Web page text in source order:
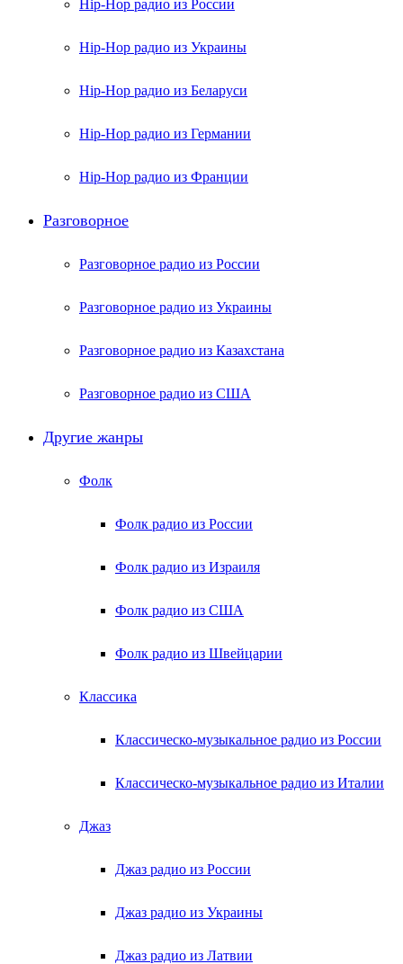
Hip-Hop радио из России
Hip-Hop радио из Украины
Hip-Hop радио из Беларуси
Hip-Hop радио из Германии
Hip-Hop радио из Франции
Разговорное
Разговорное радио из России
Разговорное радио из Украины
Разговорное радио из Казахстана
Разговорное радио из США
Другие жанры
Фолк
Фолк радио из России
Фолк радио из Израиля
Фолк радио из США
Фолк радио из Швейцарии
Классика
Классическо-музыкальное радио из России
Классическо-музыкальное радио из Италии
Джаз
Джаз радио из России
Джаз радио из Украины
Джаз радио из Латвии